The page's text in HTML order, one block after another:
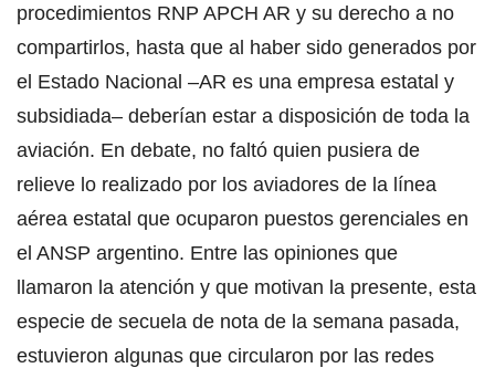
procedimientos RNP APCH AR y su derecho a no
compartirlos, hasta que al haber sido generados por
el Estado Nacional –AR es una empresa estatal y
subsidiada– deberían estar a disposición de toda la
aviación. En debate, no faltó quien pusiera de
relieve lo realizado por los aviadores de la línea
aérea estatal que ocuparon puestos gerenciales en
el ANSP argentino. Entre las opiniones que
llamaron la atención y que motivan la presente, esta
especie de secuela de nota de la semana pasada,
estuvieron algunas que circularon por las redes